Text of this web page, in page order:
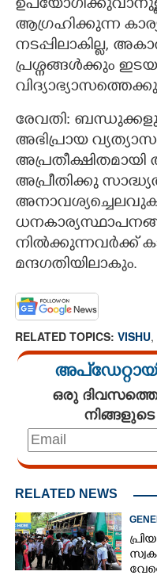
ആഗ്രഹിക്കുന്ന
നടപ്പിലാകില്ല,
പ്രശ്നങ്ങൾക്കും
രേവതി:
അഭിപ്രായ
അപ്രീതിക്കു
നിൽക്കുന്നവർക്ക്
മന്ദഗതിയിലാകും.
RELATED TOPICS: VISHU,
ഒരു
RELATED NEWS